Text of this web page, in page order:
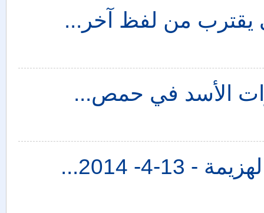
يقترب من لفظ آخر...
الأسد في حمص...
4- 2014...